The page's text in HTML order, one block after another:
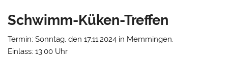
Schwimm-Küken-Treffen
Termin: Sonntag, den 17.11.2024 in Memmingen.
Einlass: 13:00 Uhr